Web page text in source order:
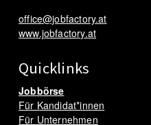
office@jobfactory.at
www.jobfactory.at
Quicklinks
Jobbörse
Für Kandidat*innen
Für Unternehmen